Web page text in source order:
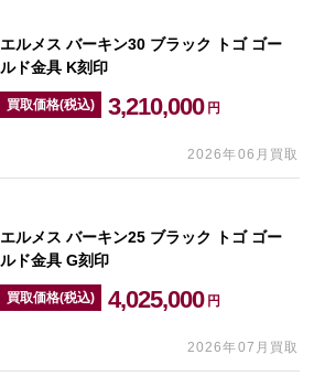
エルメス バーキン30 ブラック トゴ ゴー
ルド金具 K刻印
買取価格(税込) 3,210,000 円
2026年06月買取
エルメス バーキン25 ブラック トゴ ゴー
ルド金具 G刻印
買取価格(税込) 4,025,000 円
2026年07月買取